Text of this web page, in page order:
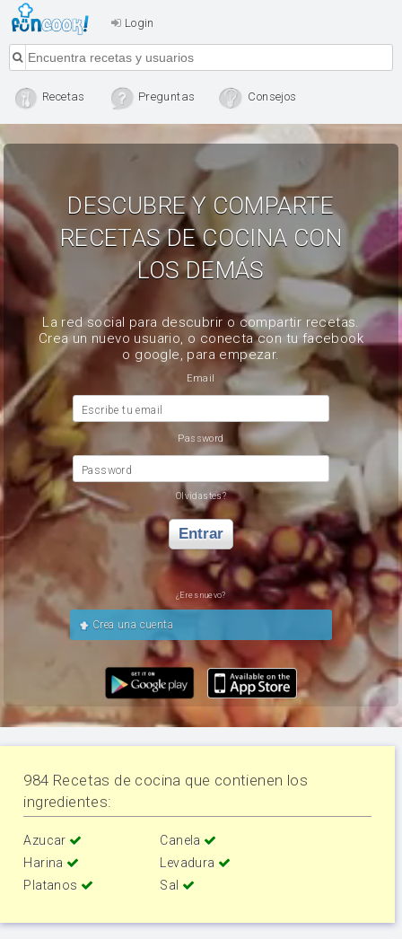
Login
Recetas Preguntas Consejos
DESCUBRE Y COMPARTE
RECETAS DE COCINA CON
LOS DEMÁS
La red social para descubrir o compartir recetas.
Crea un nuevo usuario, o conecta con tu facebook
o google, para empezar.
Email
Escribe tu email
Password
Password
Olvidastes?
Entrar
¿Eres nuevo?
Crea una cuenta
984 Recetas de cocina que contienen los
ingredientes:
Azucar
Canela
Harina
Levadura
Platanos
Sal